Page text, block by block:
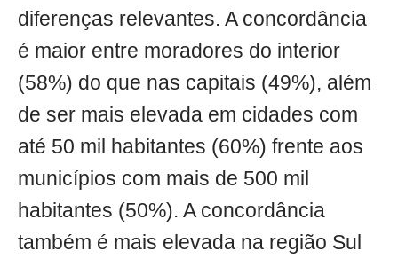
diferenças relevantes. A concordância
é maior entre moradores do interior
(58%) do que nas capitais (49%), além
de ser mais elevada em cidades com
até 50 mil habitantes (60%) frente aos
municípios com mais de 500 mil
habitantes (50%). A concordância
também é mais elevada na região Sul